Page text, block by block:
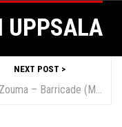
UPPSALA
NEXT POST >
Yumi Zouma – Barricade (Matter of Fact)